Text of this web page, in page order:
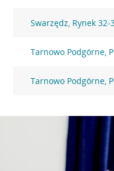
Swarzędz, Rynek 32-
Tarnowo Podgórne,
Tarnowo Podgórne,